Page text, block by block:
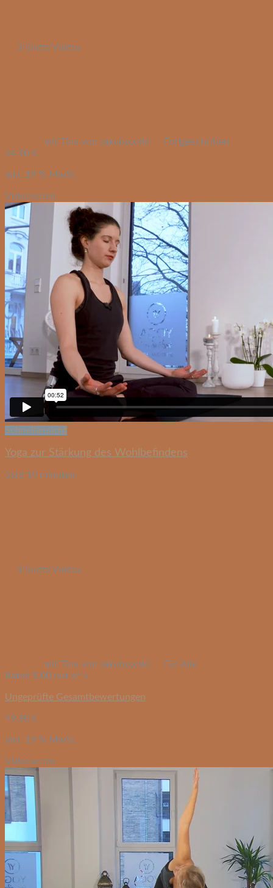
3 Einzel Videos
mit Tina von Jakubowski
Fortgeschritten
24,90 €
inkl. 19 % MwSt.
Videoserien
Schnellansicht
Yoga zur Stärkung des Wohlbefindens
3std 10 minuten
3 Einzel Videos
mit Tina von Jakubowski
Für Alle
Rated 5.00 out of 5
Ungeprüfte Gesamtbewertungen
19,90 €
inkl. 19 % MwSt.
Videoserien